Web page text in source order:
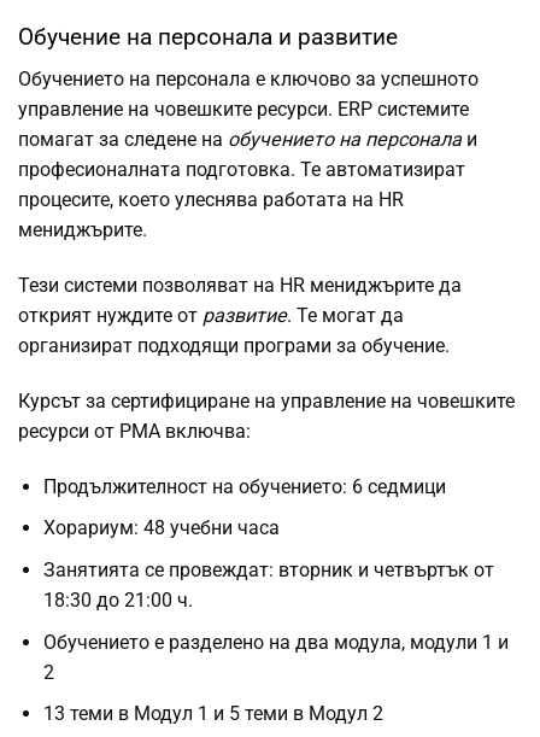
Обучение на персонала и развитие
Обучението на персонала е ключово за успешното
управление на човешките ресурси. ERP системите
помагат за следене на обучението на персоналаи
професионалната подготовка. Те автоматизират
процесите, което улеснява работата на HR
мениджърите.
Тези системи позволяват на HR мениджърите да
открият нуждите от развитие. Те могат да
организират подходящи програми за обучение.
Курсът за сертифициране на управление на човешките
ресурси от PMA включва:
Продължителност на обучението: 6 седмици
Хорариум: 48 учебни часа
Занятията се провеждат: вторник и четвъртък от
18:30 до 21:00 ч.
Обучението е разделено на два модула, модули 1 и
2
13 теми в Модул 1 и 5 теми в Модул 2